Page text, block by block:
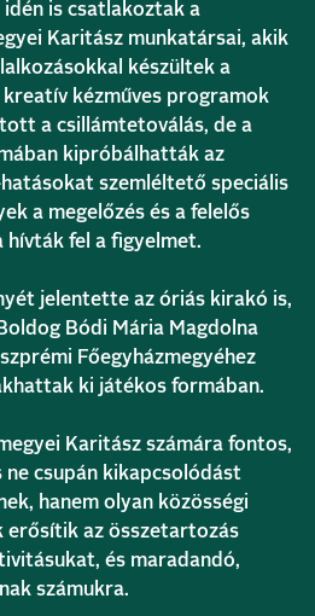
is csatlakoztak a
Karitász munkatársai, akik
készültek a
kézműves programok
a csillámtetoválás, de a
kipróbálhatták az
szemléltető speciális
a megelőzés és a felelős
fel a figyelmet.
jelentette az óriás kirakó is,
Bódi Mária Magdolna
Főegyházmegyéhez
ki játékos formában.
Karitász számára fontos,
csupán kikapcsolódást
hanem olyan közösségi
erősítik az összetartozás
és maradandó,
számukra.